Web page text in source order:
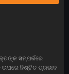
ସମ୍ପର୍କରେ
ଉପରେ ନିଶ୍ଚିତ ପ୍ରଭାବ